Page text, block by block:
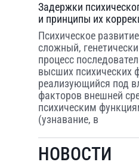
Задержки
и принципы их
Психическое
сложный,
процесс
высших психических
реализующийся под
факторов внешней
психическим
(узнавание, в
НОВОСТИ